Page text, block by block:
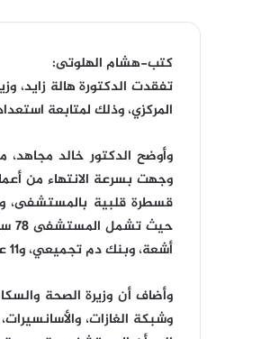
كتب-هشام الهلوتى:
تفقدت الدكتورة هالة زايد،
المركزي، وذلك لمتابعة
وأوضح الدكتور خالد مجاهد،
وجهت بسرعة الانتهاء من
قسطرة قلبية بالمستشفى،
أشعة، وبنك دم تجميعي، و11 عيادة خارجية، بها أغلب التخصصات الطبية.
وأضاف أن وزيرة الصحة
وشبكة الغازات،